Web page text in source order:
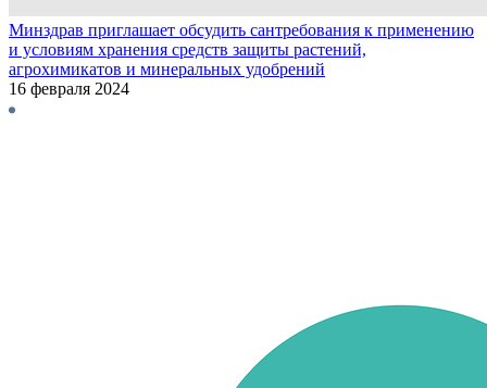
Минздрав приглашает обсудить сантребования к применению
и условиям хранения средств защиты растений,
агрохимикатов и минеральных удобрений
16 февраля 2024